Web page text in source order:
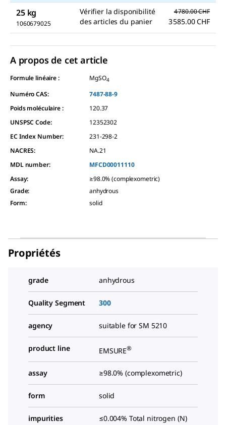
25 kg
1060679025
Vérifier la disponibilité
des articles du panier
4 780.00 CHF
3 585.00 CHF
A propos de cet article
Formule linéaire : MgSO4
Numéro CAS:
7487-88-9
Poids moléculaire :
120.37
UNSPSC Code:
12352302
EC Index Number:
231-298-2
NACRES:
NA.21
MDL number:
MFCD00011110
Assay:
≥98.0% (complexometric)
Grade:
anhydrous
Form: solid
Propriétés
grade anhydrous
Quality Segment 300
agency suitable for SM 5210
product line EMSURE®
assay ≥98.0% (complexometric)
form solid
impurities ≤0.004% Total nitrogen (N)